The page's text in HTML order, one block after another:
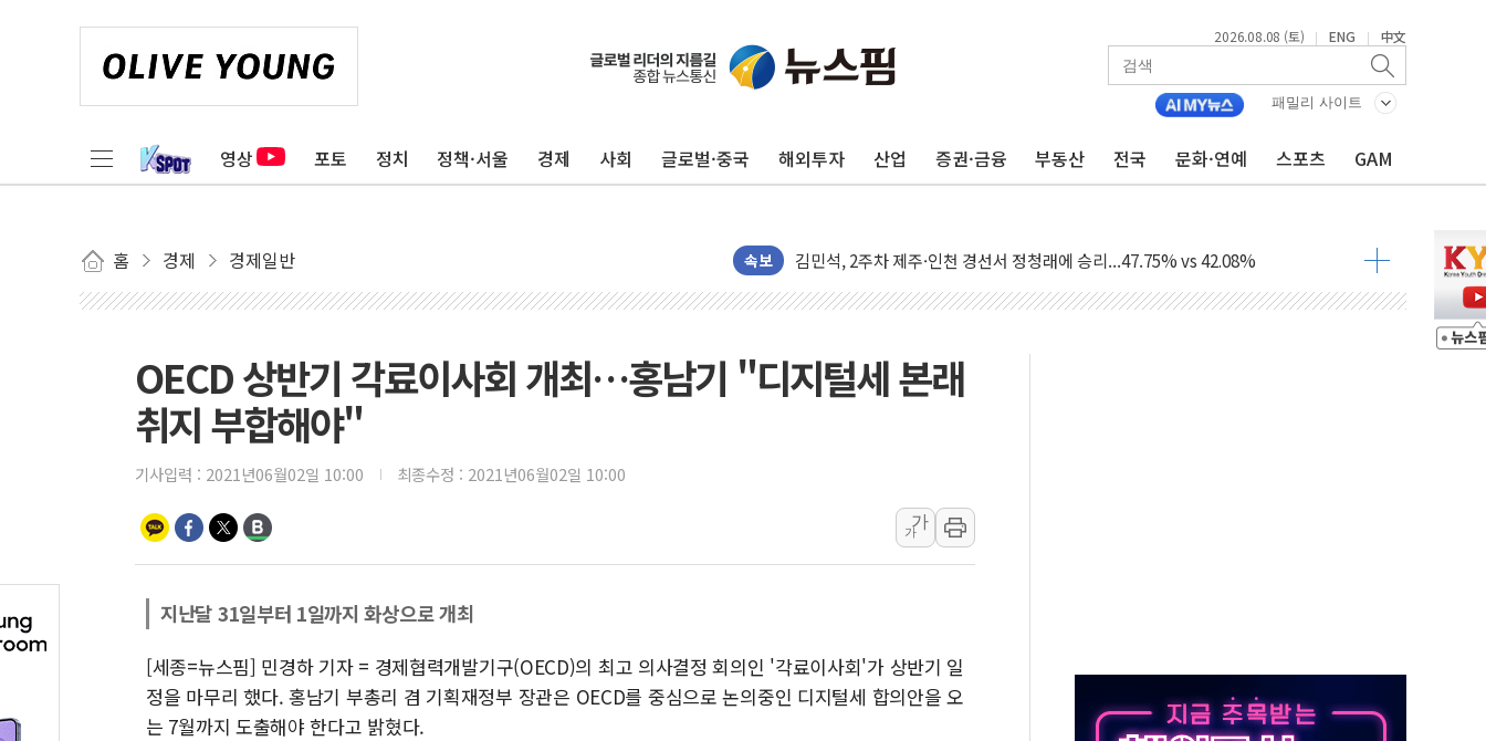
2026.08.08 (토) | ENG | 中文
패밀리 사이트
영상 포토 정치 정책·서울 경제 사회 글로벌·중국 해외투자 산업 증권·금융 부동산 전국 문화·연예 스포츠 GAM
홈 경제 경제일반 속보
[종합] 김민석, 정청래에 '0.86%p' 차 재역전 성공...金 45.42% vs 鄭 44.56%
인천 합동연설회 나선 송영길·정청래·김민석 당대표 후보
인사하는 김민석 당대표 후보
[속보] 민주, 제주·인천 경선 결과 발표...김민석 47.75% 정청래 42.08%
[속보] 민주, 제주 경선 결과 발표...김민석 52.64% 정청래 39.89% 송영길 7.47%
이번주 국내 주요 금융일정(8.10~8.14)
서울 중랑구 주택가서 흉기 난동…60대 남성 2명 숨져
李대통령 "결혼 때문에 손해 보는 일 없게"…'결혼 페널티' 22개 과제 손본다
인천 선재도 갯벌서 해루질 중 실종 60대 나흘만에 숨진 채 발견
인천서 말다툼 중 어머니 흉기 살해 10대 아들 체포
'화합' 꺼낸 김민석에 '뻔뻔' 받아친 정청래…제주 연설서 신경전 고조
OECD 상반기 각료이사회 개최…홍남기 "디지털세 본래
취지 부합해야"
기사입력 : 2021년06월02일 10:00 최종수정 : 2021년06월02일 10:00
가
가
지난달 31일부터 1일까지 화상으로 개최
[세종=뉴스핌] 민경하 기자 = 경제협력개발기구(OECD)의 최고 의사결정 회의인 '각료이사회'가 상반기 일
정을 마무리 했다. 홍남기 부총리 겸 기획재정부 장관은 OECD를 중심으로 논의중인 디지털세 합의안을 오
는 7월까지 도출해야 한다고 밝혔다.